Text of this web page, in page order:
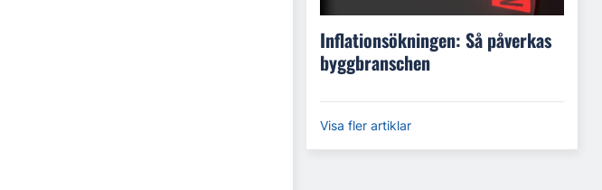
Inflationsökningen: Så påverkas
byggbranschen
Visa fler artiklar